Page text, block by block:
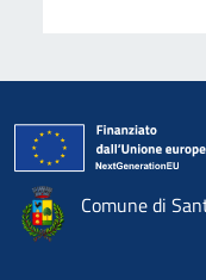
Comune di